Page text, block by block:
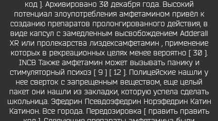
код ]. Архивировано 30 декабря года. Высокий
потенциал злоупотребления амфетамином привёл к
созданию препаратов пролонгированного действия, в
виде капсул с замедленным высвобождением Adderall
XR или пролекарства лиздексамфетамин , применение
которых в рекреационных целях менее вероятно [ 30 ].
INCB Также амфетамин может вызывать панику и
стимуляторный психоз [ 9 ] [ 12 ]. Полицейские нашли у
нее сверток с запрещенным веществом, еще целый
пакет они нашли из закладки, которую успела сделать
школьница. Эфедрин Псевдоэфедрин Норэфедрин Катин
Катинон. Все города. Передозировка [ править править